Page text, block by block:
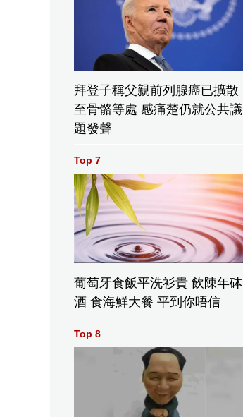
拜登子稱父親前列腺癌已擴散
至骨骼等處 感痛楚仍就公共議
題發聲
Top 7
葡萄牙食飯平洗衫貴 飲陳年砵
酒 食海鮮大餐 平到你唔信
Top 8